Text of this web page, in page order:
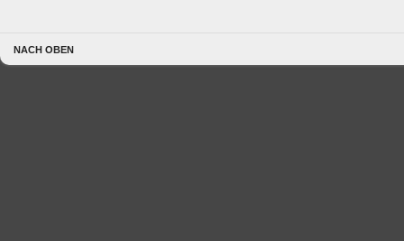
NACH OBEN